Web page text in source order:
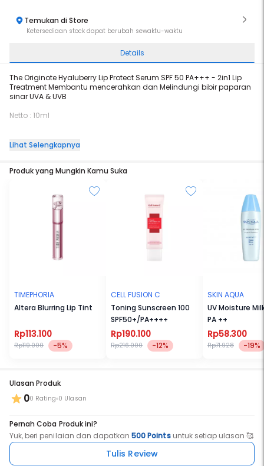
Temukan di Store
Ketersediaan stock dapat berubah sewaktu-waktu
Details
The Originote Hyaluberry Lip Protect Serum SPF 50 PA+++ - 2in1 Lip
Treatment Membantu mencerahkan dan Melindungi bibir paparan
sinar UVA & UVB
Netto : 10ml
Membantu memberikan kelembapan pada bibir
Membantu mencerahkan bibir
Membantu menutrisi dan melembutkan bibir
Melindungi dari paparan sinar UVA & UVB
pada bibir, dapat digunakan sebelum dan sesudah
menggunakan lipstik atau digunakan sesering yang diinginkan
sebagai perawatan dan melindungi bibir dari paparan sinar UVA
Lihat Selengkapnya
Produk yang Mungkin Kamu Suka
TIMEPHORIA
Altera Blurring Lip Tint
Rp113.100
Rp119.000 -5%
CELL FUSION C
Toning Sunscreen 100
SPF50+/PA++++
Rp190.100
Rp216.000 -12%
SKIN AQUA
UV Moisture
PA ++
Rp58.300
Rp71.928 -19%
Ulasan Produk
00 Rating 0 Ulasan
Pernah Coba Produk ini?
Yuk, beri penilaian dan dapatkan500 Pointsuntuk setiap ulasan 🥰
Tulis Review